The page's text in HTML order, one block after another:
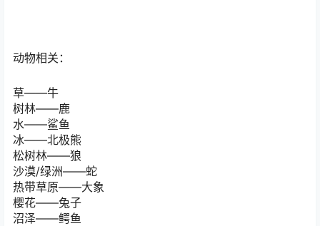
动物相关：
草——牛
树林——鹿
水——鲨鱼
冰——北极熊
松树林——狼
沙漠/绿洲——蛇
热带草原——大象
樱花——兔子
沼泽——鳄鱼